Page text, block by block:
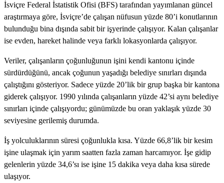
İsviçre Federal İstatistik Ofisi (BFS) tarafından yayımlanan güncel
araştırmaya göre, İsviçre’de çalışan nüfusun yüzde 80’i konutlarının
bulunduğu bina dışında sabit bir işyerinde çalışıyor. Kalan çalışanlar
ise evden, hareket halinde veya farklı lokasyonlarda çalışıyor.
Veriler, çalışanların çoğunluğunun işini kendi kantonu içinde
sürdürdüğünü, ancak çoğunun yaşadığı belediye sınırları dışında
çalıştığını gösteriyor. Sadece yüzde 20’lik bir grup başka bir kantona
giderek çalışıyor. 1990 yılında çalışanların yüzde 42’si aynı belediye
sınırları içinde çalışıyordu; günümüzde bu oran yaklaşık yüzde 30
seviyesine gerilemiş durumda.
İş yolculuklarının süresi çoğunlukla kısa. Yüzde 66,8’lik bir kesim
işine ulaşmak için yarım saatten fazla zaman harcamıyor. İşe gidip
gelenlerin yüzde 34,6’sı ise işine 15 dakika veya daha kısa sürede
ulaşıyor.